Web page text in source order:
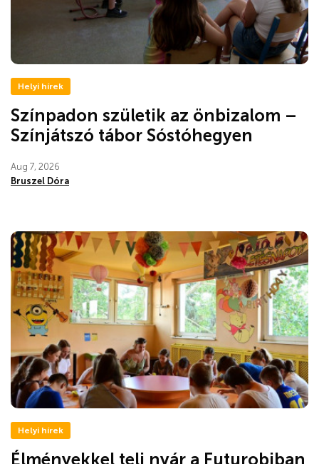
Helyi hírek
Színpadon születik az önbizalom –
Színjátszó tábor Sóstóhegyen
Aug 7, 2026
Bruszel Dóra
Helyi hírek
Élményekkel teli nyár a Futurobiban